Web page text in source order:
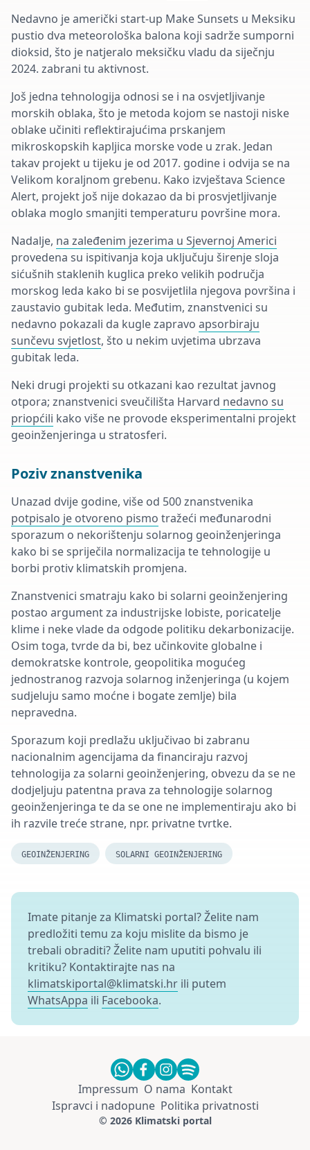
Nedavno je američki start-up Make Sunsets u Meksiku
pustio dva meteorološka balona koji sadrže sumporni
dioksid, što je natjeralo meksičku vladu da siječnju
2024. zabrani tu aktivnost.
Još jedna tehnologija odnosi se i na osvjetljivanje
morskih oblaka, što je metoda kojom se nastoji niske
oblake učiniti reflektirajućima prskanjem
mikroskopskih kapljica morske vode u zrak. Jedan
takav projekt u tijeku je od 2017. godine i odvija se na
Velikom koraljnom grebenu. Kako izvještava Science
Alert, projekt još nije dokazao da bi prosvjetljivanje
oblaka moglo smanjiti temperaturu površine mora.
Nadalje, na zaleđenim jezerima u Sjevernoj Americi
provedena su ispitivanja koja uključuju širenje sloja
sićušnih staklenih kuglica preko velikih područja
morskog leda kako bi se posvijetlila njegova površina i
zaustavio gubitak leda. Međutim, znanstvenici su
nedavno pokazali da kugle zapravo apsorbiraju
sunčevu svjetlost, što u nekim uvjetima ubrzava
gubitak leda.
Neki drugi projekti su otkazani kao rezultat javnog
otpora; znanstvenici sveučilišta Harvard nedavno su
priopćili kako više ne provode eksperimentalni projekt
geoinženjeringa u stratosferi.
Poziv znanstvenika
Unazad dvije godine, više od 500 znanstvenika
potpisalo je otvoreno pismo tražeći međunarodni
sporazum o nekorištenju solarnog geoinženjeringa
kako bi se spriječila normalizacija te tehnologije u
borbi protiv klimatskih promjena.
Znanstvenici smatraju kako bi solarni geoinženjering
postao argument za industrijske lobiste, poricatelje
klime i neke vlade da odgode politiku dekarbonizacije.
Osim toga, tvrde da bi, bez učinkovite globalne i
demokratske kontrole, geopolitika mogućeg
jednostranog razvoja solarnog inženjeringa (u kojem
sudjeluju samo moćne i bogate zemlje) bila
nepravedna.
Sporazum koji predlažu uključivao bi zabranu
nacionalnim agencijama da financiraju razvoj
tehnologija za solarni geoinženjering, obvezu da se ne
dodjeljuju patentna prava za tehnologije solarnog
geoinženjeringa te da se one ne implementiraju ako bi
ih razvile treće strane, npr. privatne tvrtke.
GEOINŽENJERING SOLARNI GEOINŽENJERING
Imate pitanje za Klimatski portal? Želite nam
predložiti temu za koju mislite da bismo je
trebali obraditi? Želite nam uputiti pohvalu ili
kritiku? Kontaktirajte nas na
klimatskiportal@klimatski.hr ili putem
WhatsAppa ili Facebooka.
Impressum O nama Kontakt
Ispravci i nadopune Politika privatnosti
© 2026 Klimatski portal